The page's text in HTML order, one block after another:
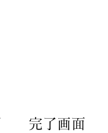
​完了​画面